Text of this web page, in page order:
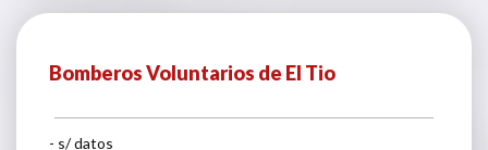
Bomberos Voluntarios de El Tio
- s/ datos